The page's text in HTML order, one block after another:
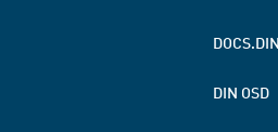
DOCS.DIN
DIN OSD